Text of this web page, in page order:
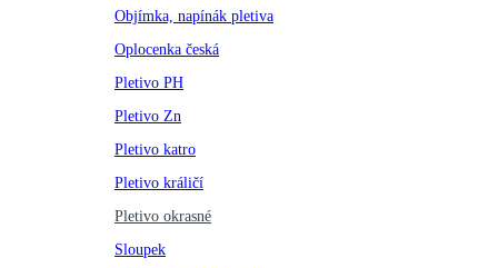
Objímka, napínák pletiva
Oplocenka česká
Pletivo PH
Pletivo Zn
Pletivo katro
Pletivo králičí
Pletivo okrasné
Sloupek